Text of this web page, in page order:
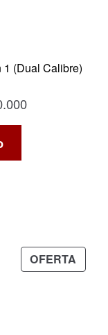
1 (Dual Calibre)
El
OFERTA
EN